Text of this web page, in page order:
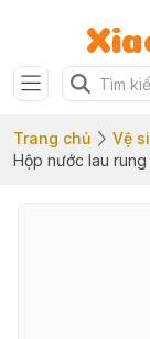
Trang chủ Vệ
Hộp nước lau